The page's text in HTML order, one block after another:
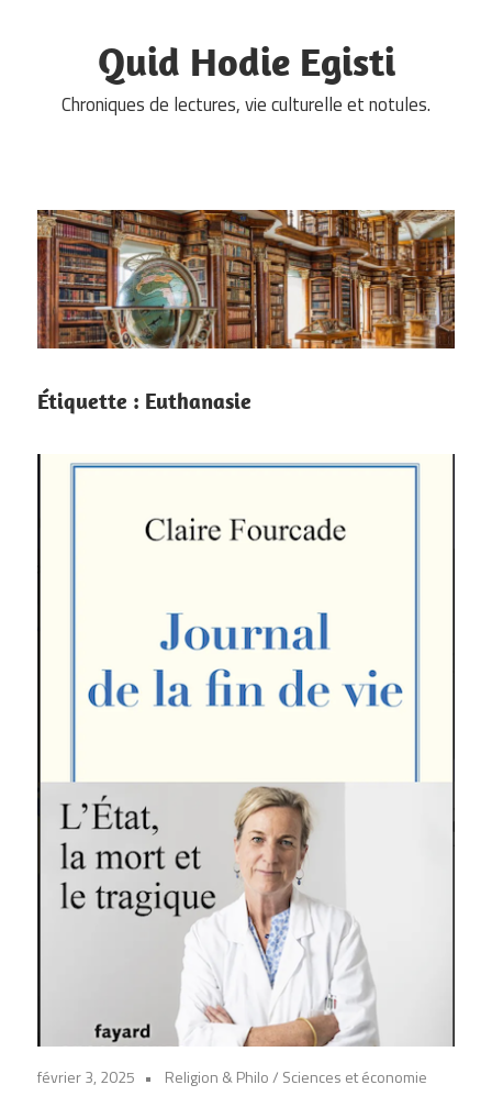
Quid Hodie Egisti
Chroniques de lectures, vie culturelle et notules.
Étiquette : Euthanasie
février 3, 2025 Religion & Philo/ Sciences et économie